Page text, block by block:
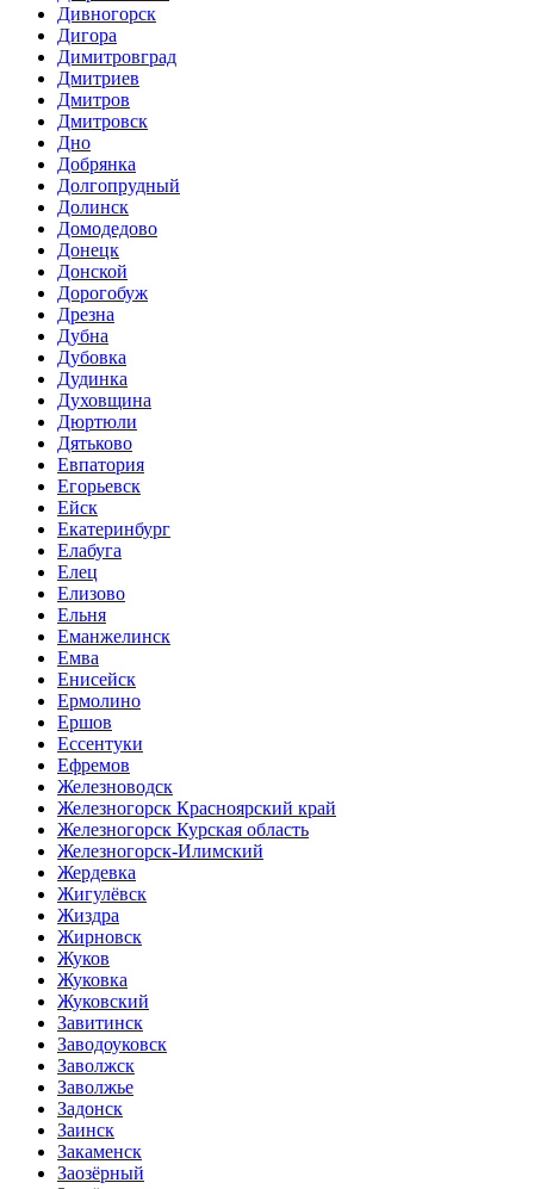
Дивногорск
Дигора
Димитровград
Дмитриев
Дмитров
Дмитровск
Дно
Добрянка
Долгопрудный
Долинск
Домодедово
Донецк
Донской
Дорогобуж
Дрезна
Дубна
Дубовка
Дудинка
Духовщина
Дюртюли
Дятьково
Евпатория
Егорьевск
Ейск
Екатеринбург
Елабуга
Елец
Елизово
Ельня
Еманжелинск
Емва
Енисейск
Ермолино
Ершов
Ессентуки
Ефремов
Железноводск
Железногорск Красноярский край
Железногорск Курская область
Железногорск-Илимский
Жердевка
Жигулёвск
Жиздра
Жирновск
Жуков
Жуковка
Жуковский
Завитинск
Заводоуковск
Заволжск
Заволжье
Задонск
Заинск
Закаменск
Заозёрный